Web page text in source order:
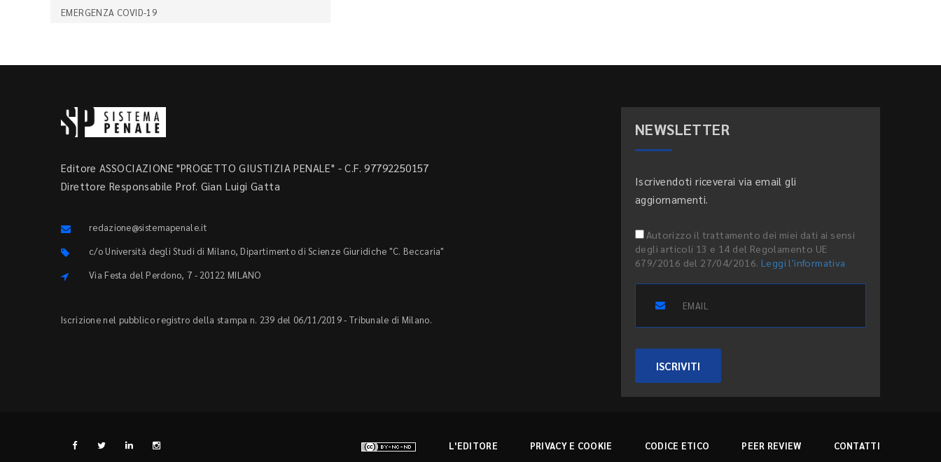
EMERGENZA COVID-19
Editore ASSOCIAZIONE "PROGETTO GIUSTIZIA PENALE" - C.F. 97792250157
Direttore Responsabile Prof. Gian Luigi Gatta
redazione@sistemapenale.it
c/o Università degli Studi di Milano, Dipartimento di Scienze Giuridiche "C. Beccaria"
Via Festa del Perdono, 7 - 20122 MILANO
Iscrizione nel pubblico registro della stampa n. 239 del 06/11/2019 - Tribunale di Milano.
NEWSLETTER
Iscrivendoti riceverai via email gli
aggiornamenti.
Autorizzo il trattamento dei miei dati ai sensi
degli articoli 13 e 14 del Regolamento UE
679/2016 del 27/04/2016. Leggi l'informativa
ISCRIVITI
L'EDITORE PRIVACY E COOKIE CODICE ETICO PEER REVIEW CONTATTI